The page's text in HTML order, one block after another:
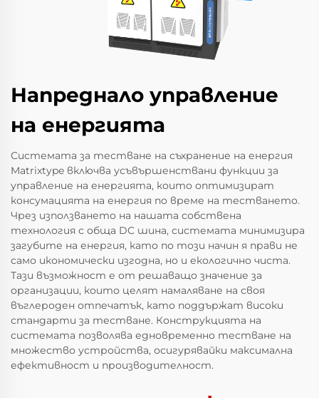
Напреднало управление
на енергията
Системата за тестване на съхранение на енергия
Matrixtype включва усъвършенствани функции за
управление на енергията, които оптимизират
консумацията на енергия по време на тестването.
Чрез използването на нашата собствена
технология с обща DC шина, системата минимизира
загубите на енергия, като по този начин я прави не
само икономически изгодна, но и екологично чиста.
Тази възможност е от решаващо значение за
организации, които целят намаляване на своя
въглероден отпечатък, като поддържат високи
стандарти за тестване. Конструкцията на
системата позволява едновременно тестване на
множество устройства, осигурявайки максимална
ефективност и производителност.